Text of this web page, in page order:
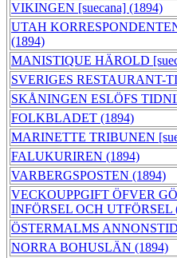
VIKINGEN [suecana] (1894)
UTAH
(1894)
MANISTIQUE HÄROLD
SVERIGES RESTAURANT-
SKÅNINGEN ESLÖFS
FOLKBLADET (1894)
MARINETTE TRIBUNEN
FALUKURIREN (1894)
VARBERGSPOSTEN (1894)
VECKOUPPGIFT ÖFVER
INFÖRSEL OCH UTFÖRSEL
ÖSTERMALMS
NORRA BOHUSLÄN (1894)